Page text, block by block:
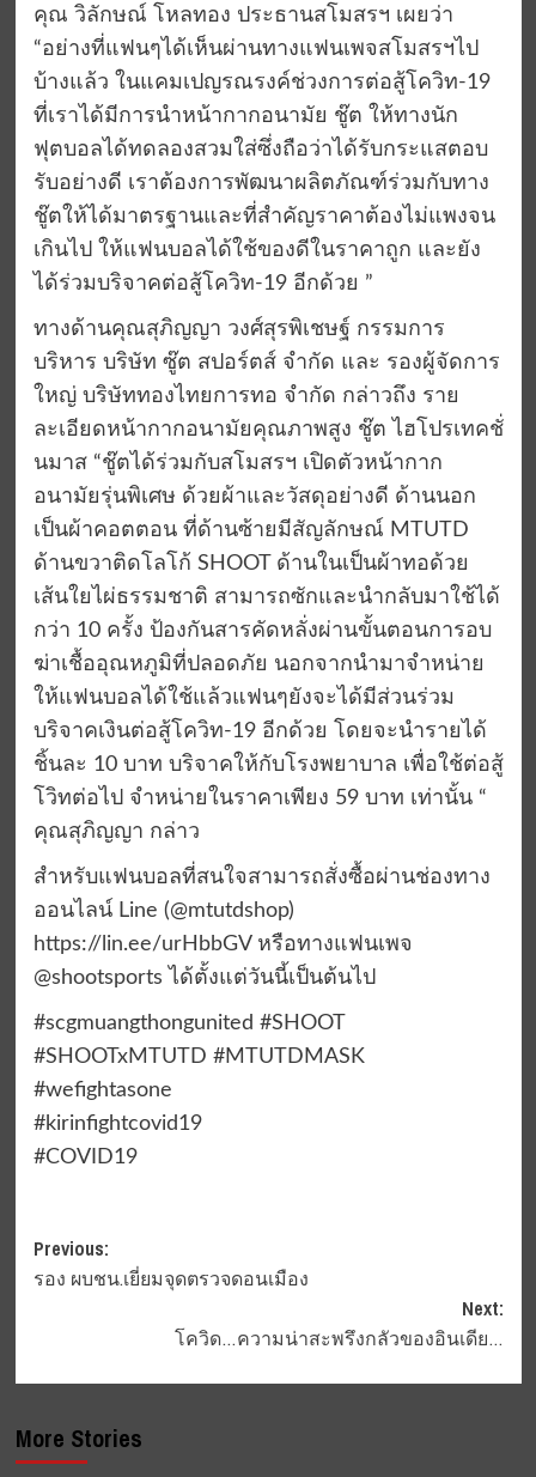
คุณ วิลักษณ์ โหลทอง ประธานสโมสรฯ เผยว่า
“อย่างที่แฟนๆได้เห็นผ่านทางแฟนเพจสโมสรฯไป
บ้างแล้ว ในแคมเปญรณรงค์ช่วงการต่อสู้โควิท-19
ที่เราได้มีการนำหน้ากากอนามัย ชู๊ต ให้ทางนัก
ฟุตบอลได้ทดลองสวมใส่ซึ่งถือว่าได้รับกระแสตอบ
รับอย่างดี เราต้องการพัฒนาผลิตภัณฑ์ร่วมกับทาง
ชู๊ตให้ได้มาตรฐานและที่สำคัญราคาต้องไม่แพงจน
เกินไป ให้แฟนบอลได้ใช้ของดีในราคาถูก และยัง
ได้ร่วมบริจาคต่อสู้โควิท-19 อีกด้วย ”
ทางด้านคุณสุภิญญา วงศ์สุรพิเชษฐ์ กรรมการ
บริหาร บริษัท ซู๊ต สปอร์ตส์ จำกัด และ รองผู้จัดการ
ใหญ่ บริษัททองไทยการทอ จำกัด กล่าวถึง ราย
ละเอียดหน้ากากอนามัยคุณภาพสูง ชู๊ต ไฮโปรเทคชั่
นมาส “ชู๊ตได้ร่วมกับสโมสรฯ เปิดตัวหน้ากาก
อนามัยรุ่นพิเศษ ด้วยผ้าและวัสดุอย่างดี ด้านนอก
เป็นผ้าคอตตอน ที่ด้านซ้ายมีสัญลักษณ์ MTUTD
ด้านขวาติดโลโก้ SHOOT ด้านในเป็นผ้าทอด้วย
เส้นใยไผ่ธรรมชาติ สามารถซักและนำกลับมาใช้ได้
กว่า 10 ครั้ง ป้องกันสารคัดหลั่งผ่านขั้นตอนการอบ
ฆ่าเชื้ออุณหภูมิที่ปลอดภัย นอกจากนำมาจำหน่าย
ให้แฟนบอลได้ใช้แล้วแฟนๆยังจะได้มีส่วนร่วม
บริจาคเงินต่อสู้โควิท-19 อีกด้วย โดยจะนำรายได้
ชิ้นละ 10 บาท บริจาคให้กับโรงพยาบาล เพื่อใช้ต่อสู้
โวิทต่อไป จำหน่ายในราคาเพียง 59 บาท เท่านั้น “
คุณสุภิญญา กล่าว
สำหรับแฟนบอลที่สนใจสามารถสั่งซื้อผ่านช่องทาง
ออนไลน์ Line (@mtutdshop)
https://lin.ee/urHbbGV หรือทางแฟนเพจ
@shootsports ได้ตั้งแต่วันนี้เป็นต้นไป
#scgmuangthongunited #SHOOT
#SHOOTxMTUTD #MTUTDMASK
#wefightasone
#kirinfightcovid19
#COVID19
Post
navigation
Previous:
รอง ผบชน.เยี่ยมจุดตรวจดอนเมือง
Next:
โควิด…ความน่าสะพรึงกลัว​ของอินเดีย…
More Stories